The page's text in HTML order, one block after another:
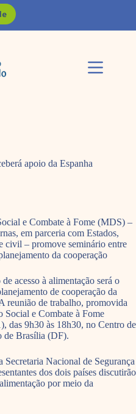
apoio da Espanha
e Combate à Fome (MDS) –
em parceria com Estados,
civil – promove seminário entre
da cooperação
acesso à alimentação será o
de cooperação da
reunião de trabalho, promovida
e Combate à Fome
das 9h30 às 18h30, no Centro de
de Brasília (DF).
Nacional de Segurança
dos dois países discutirão
por meio da